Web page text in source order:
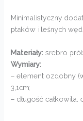
Minimalistyczny
ptaków i leśnych
Materiały: srebro
Wymiary:
– element ozdobny
3,1cm;
– długość całkowita: